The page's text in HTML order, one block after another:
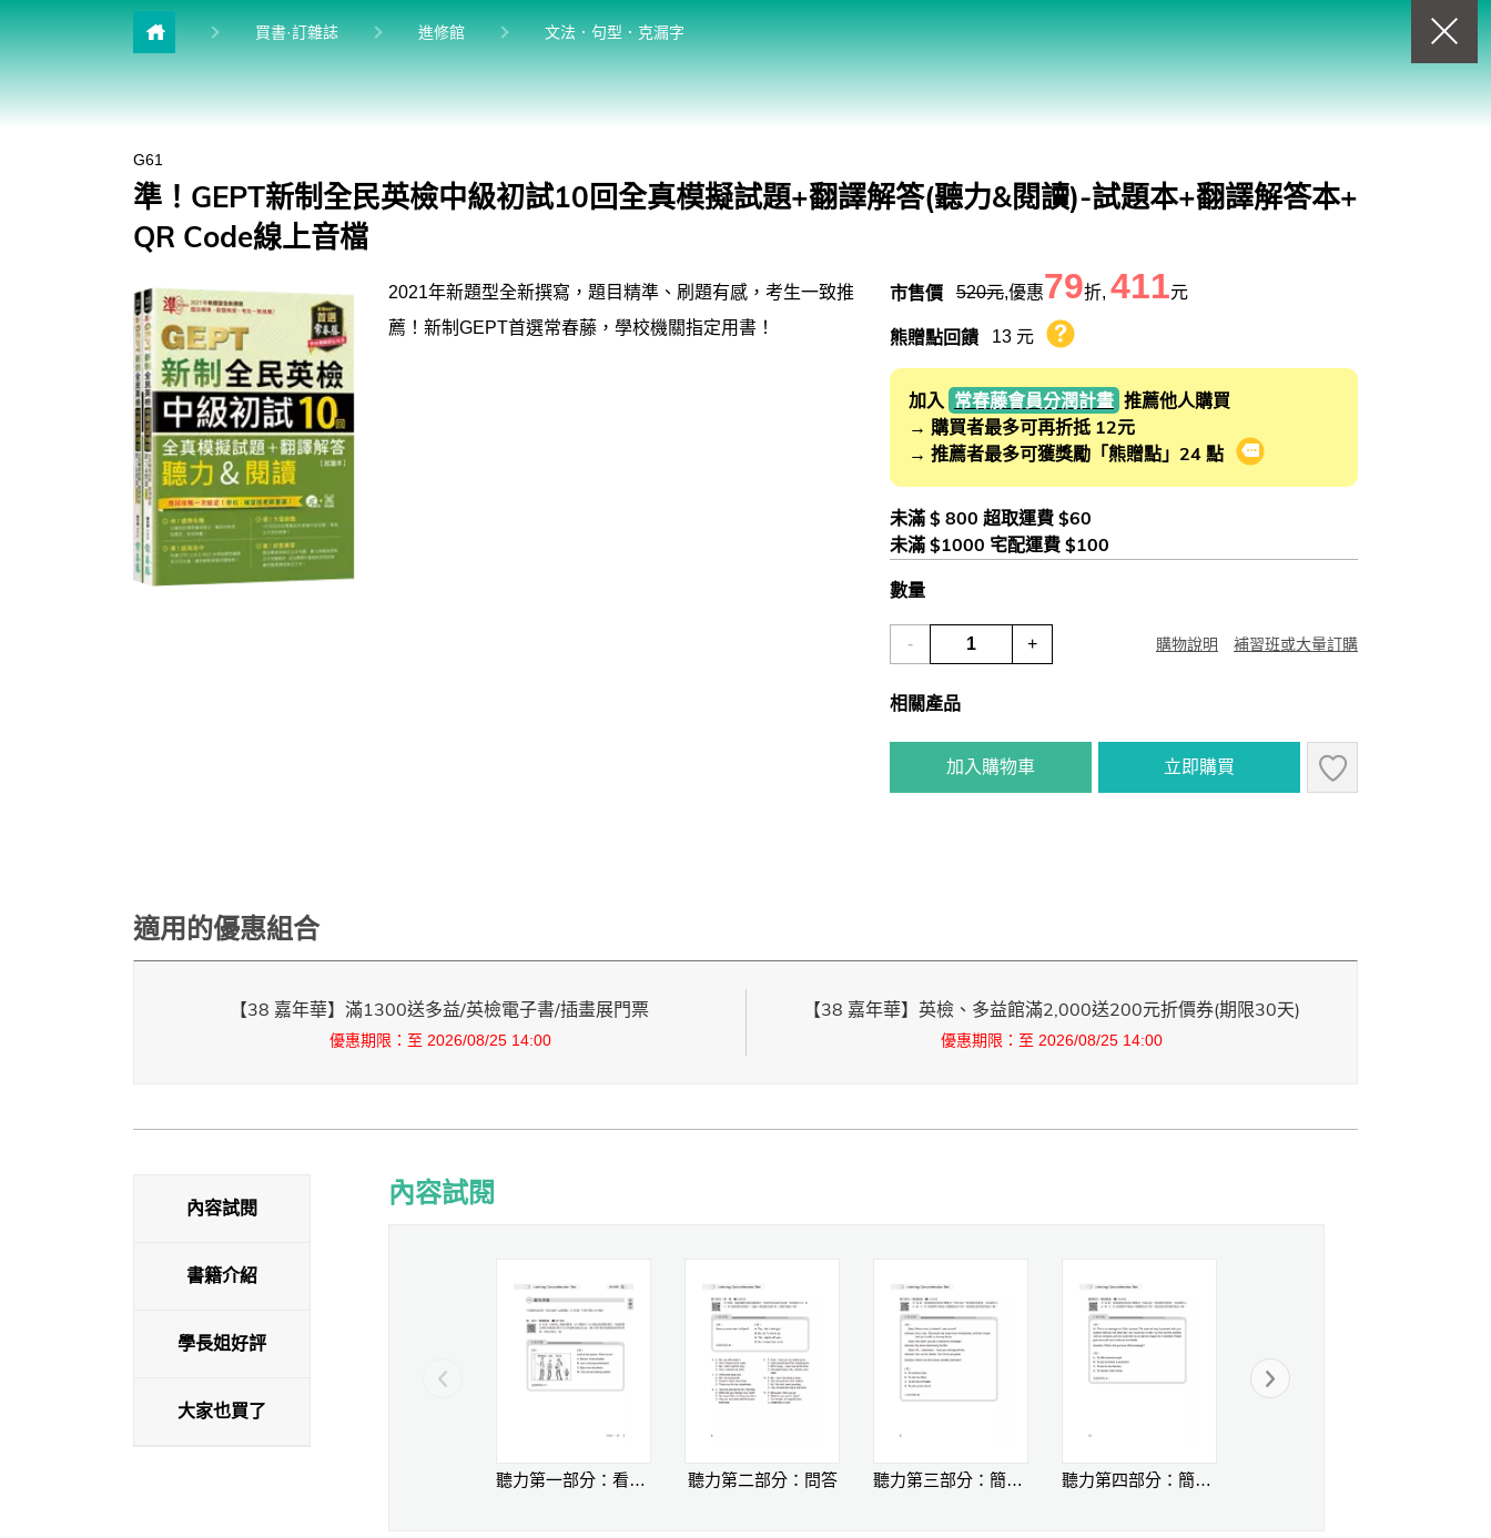
買書·訂雜誌 目前位於:
進修館
英檢館
兒少館
目前位於:
文法．句型．克漏字
單字．片語．辭典
寫作．翻譯．閱讀
回上一頁
G61
準！GEPT新制全民英檢中級初試10回全真模擬試題+翻譯解答(聽力&閱讀)-試題本+翻譯解答本+
QR Code線上音檔
2021年新題型全新撰寫，題目精準、刷題有感，考生一致推
薦！新制GEPT首選常春藤，學校機關指定用書！
市售價 520元,優惠79折, 411元
熊贈點回饋 13 元 熊贈點回饋辦法
加入 常春藤會員分潤計畫 推薦他人購買
→ 購買者最多可再折抵 12元
→ 推薦者最多可獲獎勵「熊贈點」24 點
會員推薦分潤計畫
未滿 $ 800 超取運費 $60
未滿 $1000 宅配運費 $100
數量
- + 購物說明 補習班或大量訂購
相關產品
加入購物車 立即購買
適用的優惠組合
【38 嘉年華】滿1300送多益/英檢電子書/插畫展門票
優惠期限：至 2026/08/25 14:00
【38 嘉年華】英檢、多益館滿2,000送200元折價券(期限30天)
優惠期限：至 2026/08/25 14:00
內容試閱
書籍介紹
學長姐好評
大家也買了
內容試閱
聽力第一部分：看圖辨義 聽力第二部分：問答 聽力第三部分：簡短對話 聽力第四部分：簡短談話